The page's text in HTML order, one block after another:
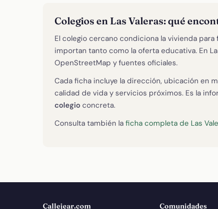
Colegios en Las Valeras: qué
El colegio cercano condiciona la vivienda
importan tanto como la oferta educativa. En
OpenStreetMap y fuentes oficiales.
Cada ficha incluye la dirección, ubicación en
calidad de vida y servicios próximos. Es la
colegio concreta.
Consulta también la ficha completa de Las
Callejear.com Comunidades